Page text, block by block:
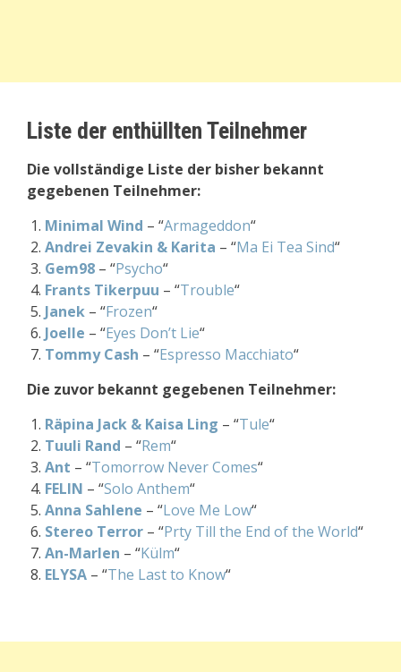
Liste der enthüllten Teilnehmer
Die vollständige Liste der bisher bekannt
gegebenen Teilnehmer:
Minimal Wind – “Armageddon“
Andrei Zevakin & Karita – “Ma Ei Tea Sind“
Gem98 – “Psycho“
Frants Tikerpuu – “Trouble“
Janek – “Frozen“
Joelle – “Eyes Don’t Lie“
Tommy Cash – “Espresso Macchiato“
Die zuvor bekannt gegebenen Teilnehmer:
Räpina Jack & Kaisa Ling – “Tule“
Tuuli Rand – “Rem“
Ant – “Tomorrow Never Comes“
FELIN – “Solo Anthem“
Anna Sahlene – “Love Me Low“
Stereo Terror – “Prty Till the End of the World“
An-Marlen – “Külm“
ELYSA – “The Last to Know“